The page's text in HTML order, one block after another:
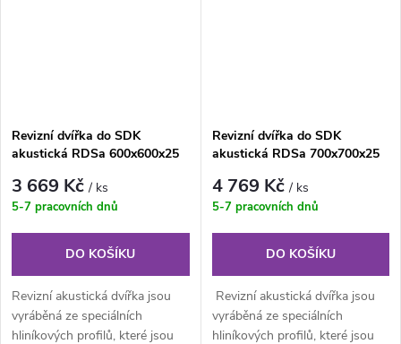
Revizní dvířka do SDK
akustická RDSa 600x600x25
3 669 Kč/ ks
5-7 pracovních dnů
DO KOŠÍKU
Revizní akustická dvířka jsou
vyráběná ze speciálních
hliníkových profilů, které jsou
Revizní dvířka do SDK
akustická RDSa 700x700x25
4 769 Kč/ ks
5-7 pracovních dnů
DO KOŠÍKU
Revizní akustická dvířka jsou
vyráběná ze speciálních
hliníkových profilů, které jsou